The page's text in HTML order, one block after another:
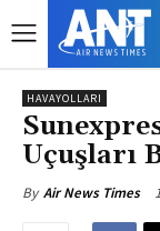
HAVAYOLLARI
Uçuşları
By Air News Times